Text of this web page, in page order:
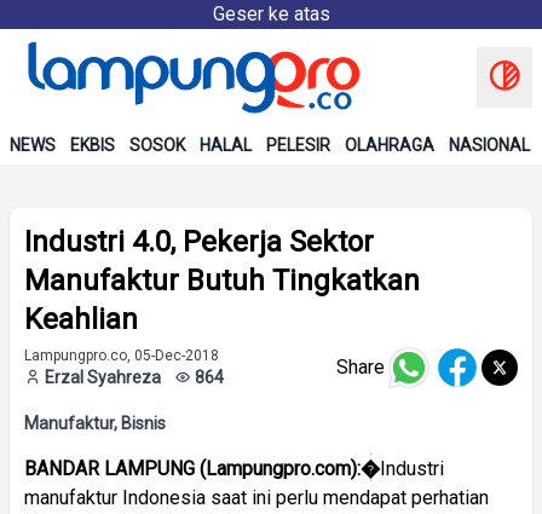
Geser ke atas
NEWS EKBIS SOSOK HALAL PELESIR OLAHRAGA NASIONAL
Industri 4.0, Pekerja Sektor
Manufaktur Butuh Tingkatkan
Keahlian
Lampungpro.co, 05-Dec-2018
Erzal Syahreza 864 Share
Manufaktur, Bisnis
BANDAR LAMPUNG (Lampungpro.com):�Industri
manufaktur Indonesia saat ini perlu mendapat perhatian